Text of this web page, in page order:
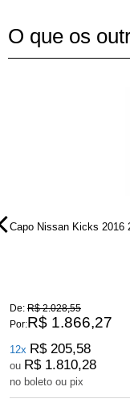
O que os
Capo Nissan Kicks 2016
De: R$ 2.028,55
Por:R$ 1.866,27
12x R$ 205,58
ou R$ 1.810,28
no boleto ou pix